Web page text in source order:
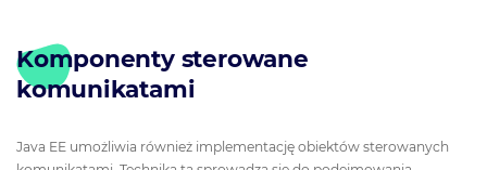
Komponenty sterowane
komunikatami
Java EE umożliwia również implementację obiektów sterowanych